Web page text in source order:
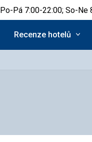
Po-Pá 7:00-22:00; So-Ne
Recenze hotelů